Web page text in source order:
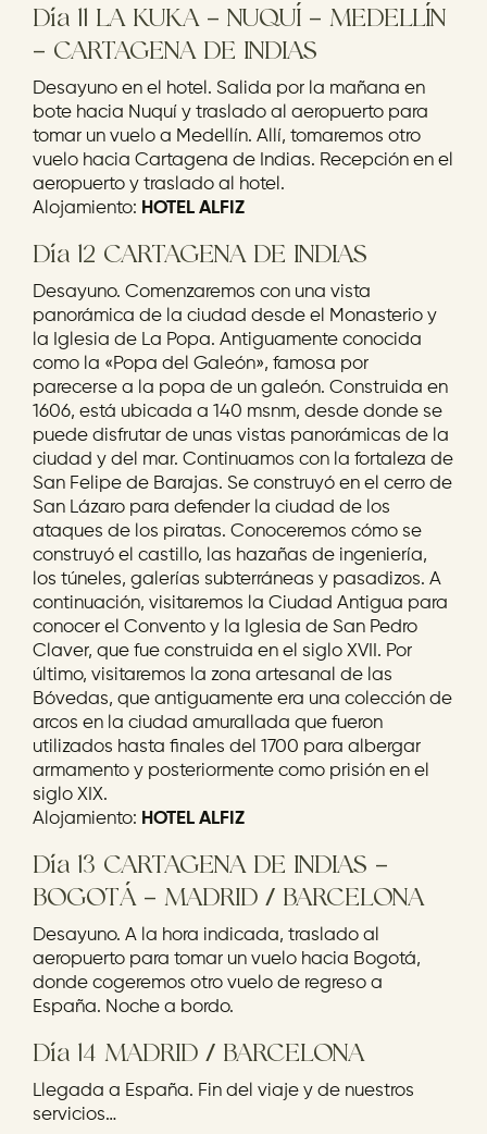
Día 11 LA KUKA – NUQUÍ – MEDELLÍN
– CARTAGENA DE INDIAS
Desayuno en el hotel. Salida por la mañana en
bote hacia Nuquí y traslado al aeropuerto para
tomar un vuelo a Medellín. Allí, tomaremos otro
vuelo hacia Cartagena de Indias. Recepción en el
aeropuerto y traslado al hotel.
Alojamiento: HOTEL ALFIZ
Día 12 CARTAGENA DE INDIAS
Desayuno. Comenzaremos con una vista
panorámica de la ciudad desde el Monasterio y
la Iglesia de La Popa. Antiguamente conocida
como la «Popa del Galeón», famosa por
parecerse a la popa de un galeón. Construida en
1606, está ubicada a 140 msnm, desde donde se
puede disfrutar de unas vistas panorámicas de la
ciudad y del mar. Continuamos con la fortaleza de
San Felipe de Barajas. Se construyó en el cerro de
San Lázaro para defender la ciudad de los
ataques de los piratas. Conoceremos cómo se
construyó el castillo, las hazañas de ingeniería,
los túneles, galerías subterráneas y pasadizos. A
continuación, visitaremos la Ciudad Antigua para
conocer el Convento y la Iglesia de San Pedro
Claver, que fue construida en el siglo XVII. Por
último, visitaremos la zona artesanal de las
Bóvedas, que antiguamente era una colección de
arcos en la ciudad amurallada que fueron
utilizados hasta finales del 1700 para albergar
armamento y posteriormente como prisión en el
siglo XIX.
Alojamiento: HOTEL ALFIZ
Día 13 CARTAGENA DE INDIAS –
BOGOTÁ – MADRID / BARCELONA
Desayuno. A la hora indicada, traslado al
aeropuerto para tomar un vuelo hacia Bogotá,
donde cogeremos otro vuelo de regreso a
España. Noche a bordo.
Día 14 MADRID / BARCELONA
Llegada a España. Fin del viaje y de nuestros
servicios…